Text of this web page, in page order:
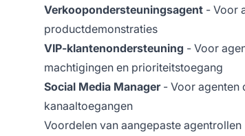
Verkoopondersteuningsagent - Voor
productdemonstraties
VIP-klantenondersteuning - Voor
machtigingen en prioriteitstoegang
Social Media Manager- Voor agenten
kanaaltoegangen
Voordelen van aangepaste agentrollen